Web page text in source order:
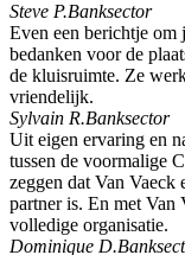
Steve P.Banksector
Even een berichtje om
bedanken voor de
de kluisruimte. Ze
vriendelijk.
Sylvain R.Banksector
Uit eigen ervaring en
tussen de voormalige
zeggen dat Van Vaeck
partner is. En met Van
volledige organisatie.
Dominique D.